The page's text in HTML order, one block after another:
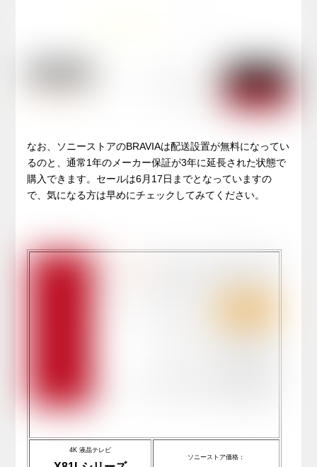
なお、ソニーストアのBRAVIAは配送設置が無料になってい
るのと、通常1年のメーカー保証が3年に延長された状態で
購入できます。セールは6月17日までとなっていますの
で、気になる方は早めにチェックしてみてください。
4K 液晶テレビ
ソニーストア価格：